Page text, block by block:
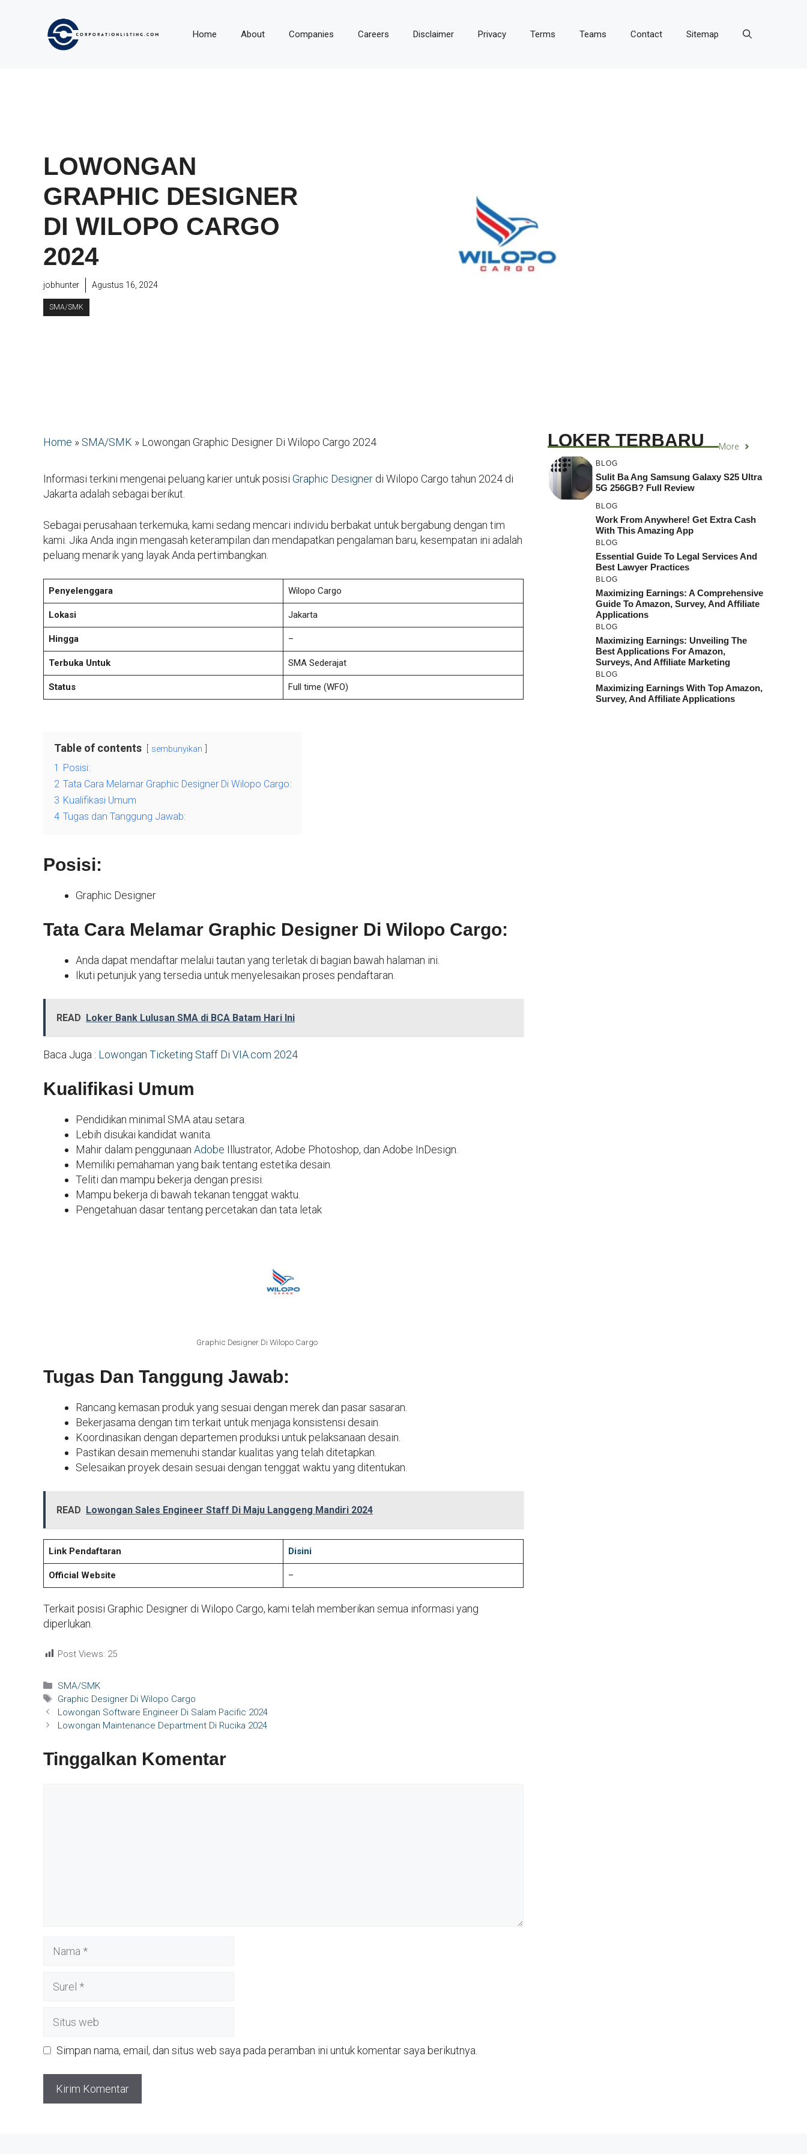
Home About Companies Careers Disclaimer Privacy Terms Teams Contact Sitemap
LOWONGAN
GRAPHIC DESIGNER
DI WILOPO CARGO
2024
jobhunter Agustus 16, 2024
SMA/SMK
Home » SMA/SMK » Lowongan Graphic Designer Di Wilopo Cargo 2024
Informasi terkini mengenai peluang karier untuk posisi Graphic Designer di Wilopo Cargo tahun 2024 di
Jakarta adalah sebagai berikut.
Sebagai perusahaan terkemuka, kami sedang mencari individu berbakat untuk bergabung dengan tim
kami. Jika Anda ingin mengasah keterampilan dan mendapatkan pengalaman baru, kesempatan ini adalah
peluang menarik yang layak Anda pertimbangkan.
Penyelenggara Wilopo Cargo
Lokasi Jakarta
Hingga –
Terbuka Untuk SMA Sederajat
Status Full time (WFO)
Table of contents sembunyikan
1
Posisi:
2 Tata Cara Melamar Graphic Designer Di Wilopo Cargo:
3 Kualifikasi Umum
4 Tugas dan Tanggung Jawab:
Posisi:
Graphic Designer
Tata Cara Melamar Graphic Designer Di Wilopo Cargo:
Anda dapat mendaftar melalui tautan yang terletak di bagian bawah halaman ini.
Ikuti petunjuk yang tersedia untuk menyelesaikan proses pendaftaran.
READ Loker Bank Lulusan SMA di BCA Batam Hari Ini
Baca Juga : Lowongan Ticketing Staff Di VIA.com 2024
Kualifikasi Umum
Pendidikan minimal SMA atau setara.
Lebih disukai kandidat wanita.
Mahir dalam penggunaan Adobe Illustrator, Adobe Photoshop, dan Adobe InDesign.
Memiliki pemahaman yang baik tentang estetika desain.
Teliti dan mampu bekerja dengan presisi.
Mampu bekerja di bawah tekanan tenggat waktu.
Pengetahuan dasar tentang percetakan dan tata letak
Graphic Designer Di Wilopo Cargo
Tugas Dan Tanggung Jawab:
Rancang kemasan produk yang sesuai dengan merek dan pasar sasaran.
Bekerjasama dengan tim terkait untuk menjaga konsistensi desain.
Koordinasikan dengan departemen produksi untuk pelaksanaan desain.
Pastikan desain memenuhi standar kualitas yang telah ditetapkan.
Selesaikan proyek desain sesuai dengan tenggat waktu yang ditentukan.
READ Lowongan Sales Engineer Staff Di Maju Langgeng Mandiri 2024
Link Pendaftaran Disini
Official Website –
Terkait posisi Graphic Designer di Wilopo Cargo, kami telah memberikan semua informasi yang
diperlukan.
Post Views: 25
Kategori
SMA/SMK
Tag
Graphic Designer Di Wilopo Cargo
Lowongan Software Engineer Di Salam Pacific 2024
Lowongan Maintenance Department Di Rucika 2024
Tinggalkan Komentar
web
Simpan nama, email, dan situs web saya pada peramban ini untuk komentar saya berikutnya.
LOKER TERBARU More
BLOG
Sulit Ba Ang Samsung Galaxy S25 Ultra
5G 256GB? Full Review
BLOG
Work From Anywhere! Get Extra Cash
With This Amazing App
BLOG
Essential Guide To Legal Services And
Best Lawyer Practices
BLOG
Maximizing Earnings: A Comprehensive
Guide To Amazon, Survey, And Affiliate
Applications
BLOG
Maximizing Earnings: Unveiling The
Best Applications For Amazon,
Surveys, And Affiliate Marketing
BLOG
Maximizing Earnings With Top Amazon,
Survey, And Affiliate Applications